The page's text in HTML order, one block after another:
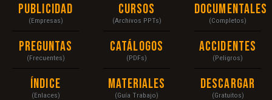
Publicidad
(Empresas)
Preguntas
(Frecuentes)
Índice
(Enlaces)
Cursos
(Archivos PPTs)
Catálogos
(PDFs)
Materiales
(Guía Trabajo)
Documentales
(Completos)
Accidentes
(Peligros)
Descargar
(Gratuitos)